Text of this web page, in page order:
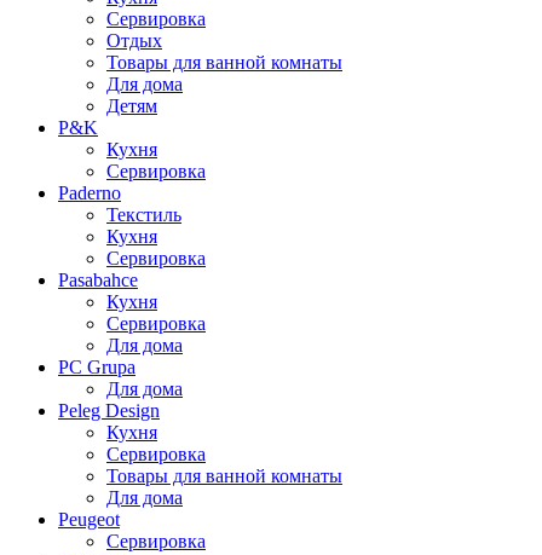
Сервировка
Отдых
Товары для ванной комнаты
Для дома
Детям
P&K
Кухня
Сервировка
Paderno
Текстиль
Кухня
Сервировка
Pasabahce
Кухня
Сервировка
Для дома
PC Grupa
Для дома
Peleg Design
Кухня
Сервировка
Товары для ванной комнаты
Для дома
Peugeot
Сервировка